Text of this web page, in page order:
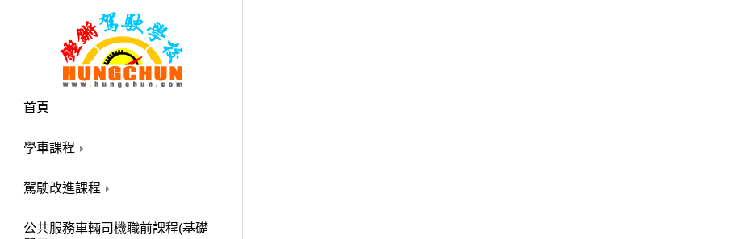
首頁
學車課程
駕駛改進課程
公共服務車輛司機職前課程(基礎